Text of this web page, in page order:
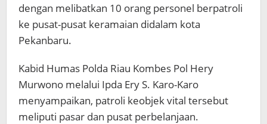
dengan melibatkan 10 orang personel berpatroli
ke pusat-pusat keramaian didalam kota
Pekanbaru.
Kabid Humas Polda Riau Kombes Pol Hery
Murwono melalui Ipda Ery S. Karo-Karo
menyampaikan, patroli keobjek vital tersebut
meliputi pasar dan pusat perbelanjaan.